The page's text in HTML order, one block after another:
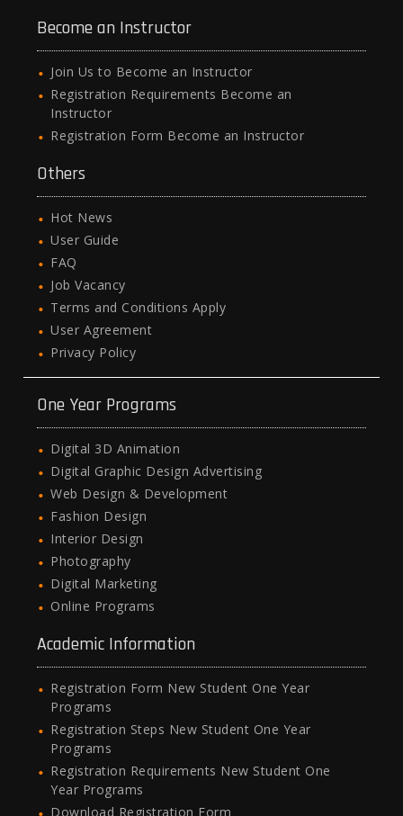
Become an Instructor
Join Us to Become an Instructor
Registration Requirements Become an
Instructor
Registration Form Become an Instructor
Others
Hot News
User Guide
FAQ
Job Vacancy
Terms and Conditions Apply
User Agreement
Privacy Policy
One Year Programs
Digital 3D Animation
Digital Graphic Design Advertising
Web Design & Development
Fashion Design
Interior Design
Photography
Digital Marketing
Online Programs
Academic Information
Registration Form New Student One Year
Programs
Registration Steps New Student One Year
Programs
Registration Requirements New Student One
Year Programs
Download Registration Form